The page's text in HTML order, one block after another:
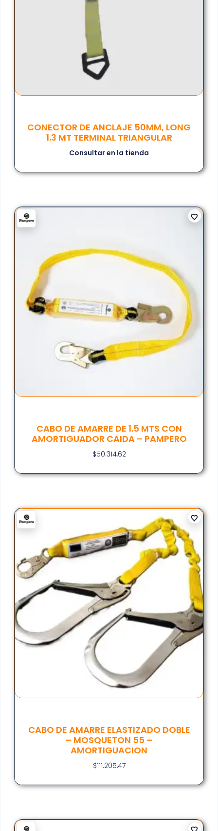
CONECTOR DE ANCLAJE 50MM, LONG
1.3 MT TERMINAL TRIANGULAR
Consultar en la tienda
CABO DE AMARRE DE 1.5 MTS CON
AMORTIGUADOR CAIDA – PAMPERO
$50.314,62
CABO DE AMARRE ELASTIZADO DOBLE
– MOSQUETON 55 –
AMORTIGUACION
$111.205,47